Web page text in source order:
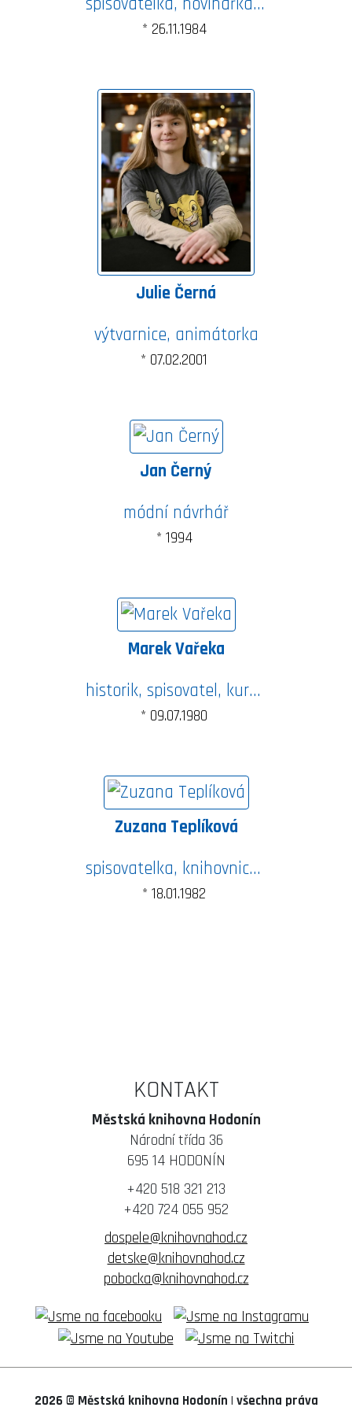
spisovatelka, novinářka, dramaturgině, editorka
* 26.11.1984
Julie Černá
výtvarnice, animátorka
* 07.02.2001
Jan Černý
módní návrhář
* 1994
Marek Vařeka
historik, spisovatel, kurátor, vysokoškolský pedagog
* 09.07.1980
Zuzana Teplíková
spisovatelka, knihovnice, homeopatka, pedagožka
* 18.01.1982
KONTAKT
Městská knihovna Hodonín
Národní třída 36
695 14 HODONÍN
+420 518 321 213
+420 724 055 952
dospele@knihovnahod.cz
detske@knihovnahod.cz
pobocka@knihovnahod.cz
2026 © Městská knihovna Hodonín | všechna práva